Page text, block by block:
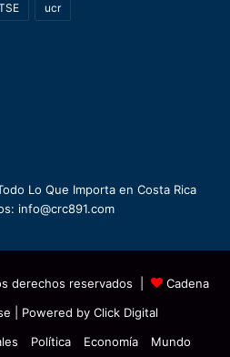
ucr
Lo Que Importa en Costa Rica
info@crc891.com
derechos reservados |
Cadena
| Powered by Click Digital
Política Economía Mundo